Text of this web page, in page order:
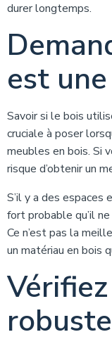
durer longtemps.
est
Savoir si le bois
cruciale à poser
meubles en bois. Si
risque d’obtenir un
S’il y a des
fort probable qu’il
Ce n’est pas la
un matériau en bois
robuste